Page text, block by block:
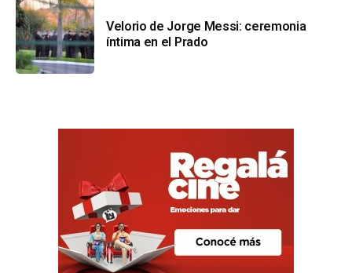
Velorio de Jorge Messi: ceremonia
íntima en el Prado